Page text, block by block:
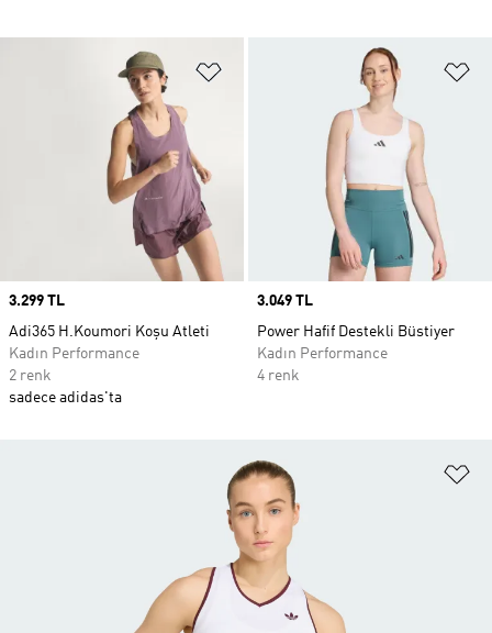
Favori Listesine Ekle
Price
3.299 TL
Adi365 H.Koumori Koşu Atleti
Kadın Performance
2 renk
sadece adidas'ta
Price
3.049 TL
Power Hafif Destekli Büstiyer
Kadın Performance
4 renk